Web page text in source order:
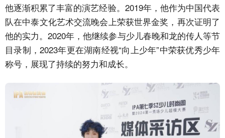
他逐渐积累了丰富的演艺经验。2019年，他作为中国代表
队在中泰文化艺术交流晚会上荣获世界金奖，再次证明了
他的实力。2020年，他继续参与少儿春晚和龙的传人等节
目录制，2023年更在湖南经视“向上少年”中荣获优秀少年
称号，展现了持续的努力和成长。